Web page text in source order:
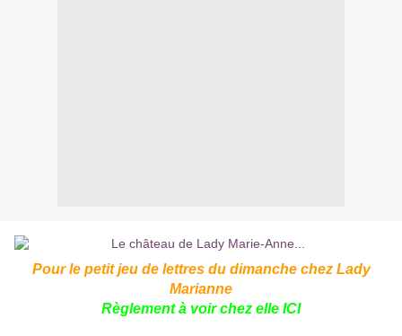
Pour le petit jeu de lettres du dimanche chez Lady
Marianne
Règlement à voir chez elle ICI